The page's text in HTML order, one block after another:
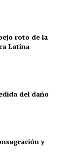
roto de la
Latina
del daño
y